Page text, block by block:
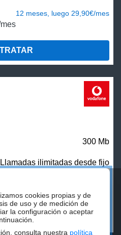
12 meses, luego 29,90€/mes
300 Mb
Llamadas ilimitadas desde fijo
27,00 €/mes
cookies propias y de
de uso y de medición de
la configuración o aceptar
consulta nuestra política